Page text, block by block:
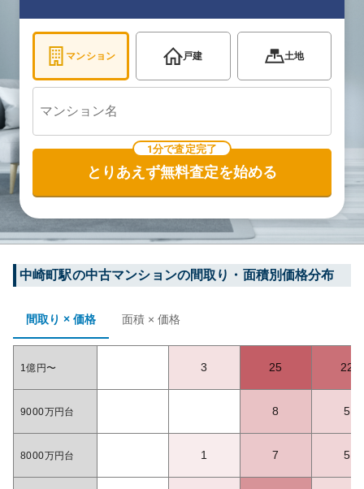
マンション 戸建 土地
1分で査定完了
とりあえず無料査定を始める
中崎町駅の中古マンションの間取り・面積別価格分布
間取り × 価格 面積 × 価格
1億円〜 3 25 22
9000万円台 8 5
8000万円台 1 7 5